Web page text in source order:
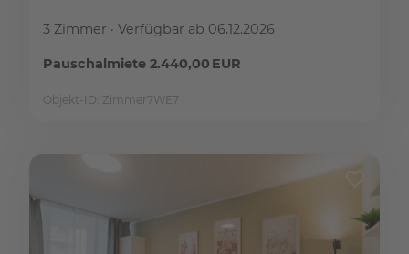
3 Zimmer Verfügbar ab 06.12.2026
Pauschalmiete 2.440,00 EUR
Objekt-ID: Zimmer7WE7